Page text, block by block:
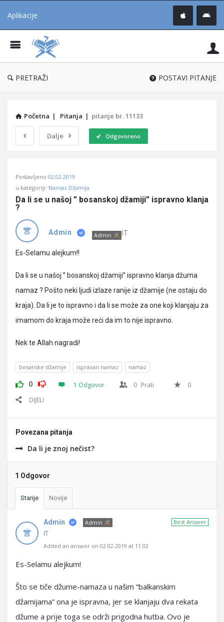
Aplikacije
®
PRETRAŽI POSTAVI PITANJE
Početna | Pitanja | pitanje br. 11133
Dalje Odgovoreno
Učene
Latest
Pitanja
Postavljeno 02.02.2019
u kategoriji: Namaz Džamija
Da li se u našoj ” bosanskoj džamiji” ispravno klanja
?
Admin Admin IT
Es-Selamu alejkum!!
Da li se u našoj ” bosanskoj džamiji” ispravno klanja džuma
namaz ? Pošto neki ljudi izlaze ranije iz džamije (ne ostaju do
kraja). Da li je to ispravno i da li se može za one koji klanjaju za
imamom do kraja može reći da im to nije ispravno.
Nek te Allah nagradi!
bosanske džamije ispravan namaz namaz
0 1 Odgovor 0 Prati
0
DIJELI
Povezana pitanja
Da li je znoj nečist?
1 Odgovor
Starije Novije
Best Answer
Admin Admin
IT
Added an answer on 02.02.2019 at 11:02
Es-Selamu alejkum!
Što se tiče džume-namaza u našim “balkanskim
džamijama” ona je ispravna, jer se klanjaju dva rekata
džume a prije toga se održi prigodna hutba. Ovo je